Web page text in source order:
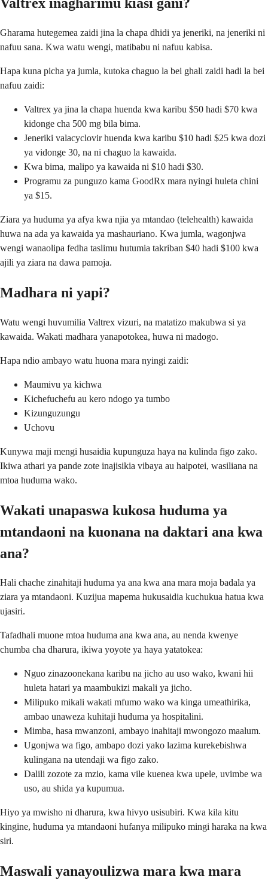
Gharama hutegemea zaidi jina la chapa dhidi ya jeneriki, na jeneriki ni
nafuu sana. Kwa watu wengi, matibabu ni nafuu kabisa.
Hapa kuna picha ya jumla, kutoka chaguo la bei ghali zaidi hadi la bei
nafuu zaidi:
Valtrex ya jina la chapa huenda kwa karibu $50 hadi $70 kwa
kidonge cha 500 mg bila bima.
Jeneriki valacyclovir huenda kwa karibu $10 hadi $25 kwa dozi
ya vidonge 30, na ni chaguo la kawaida.
Kwa bima, malipo ya kawaida ni $10 hadi $30.
Programu za punguzo kama GoodRx mara nyingi huleta chini
ya $15.
Ziara ya huduma ya afya kwa njia ya mtandao (telehealth) kawaida
huwa na ada ya kawaida ya mashauriano. Kwa jumla, wagonjwa
wengi wanaolipa fedha taslimu hutumia takriban $40 hadi $100 kwa
ajili ya ziara na dawa pamoja.
Madhara ni yapi?
Watu wengi huvumilia Valtrex vizuri, na matatizo makubwa si ya
kawaida. Wakati madhara yanapotokea, huwa ni madogo.
Hapa ndio ambayo watu huona mara nyingi zaidi:
Maumivu ya kichwa
Kichefuchefu au kero ndogo ya tumbo
Kizunguzungu
Uchovu
Kunywa maji mengi husaidia kupunguza haya na kulinda figo zako.
Ikiwa athari ya pande zote inajisikia vibaya au haipotei, wasiliana na
mtoa huduma wako.
Wakati unapaswa kukosa huduma ya
mtandaoni na kuonana na daktari ana kwa
ana?
Hali chache zinahitaji huduma ya ana kwa ana mara moja badala ya
ziara ya mtandaoni. Kuzijua mapema hukusaidia kuchukua hatua kwa
ujasiri.
Tafadhali muone mtoa huduma ana kwa ana, au nenda kwenye
chumba cha dharura, ikiwa yoyote ya haya yatatokea:
Nguo zinazoonekana karibu na jicho au uso wako, kwani hii
huleta hatari ya maambukizi makali ya jicho.
Milipuko mikali wakati mfumo wako wa kinga umeathirika,
ambao unaweza kuhitaji huduma ya hospitalini.
Mimba, hasa mwanzoni, ambayo inahitaji mwongozo maalum.
Ugonjwa wa figo, ambapo dozi yako lazima kurekebishwa
kulingana na utendaji wa figo zako.
Dalili zozote za mzio, kama vile kuenea kwa upele, uvimbe wa
uso, au shida ya kupumua.
Hiyo ya mwisho ni dharura, kwa hivyo usisubiri. Kwa kila kitu
kingine, huduma ya mtandaoni hufanya milipuko mingi haraka na kwa
siri.
Maswali yanayoulizwa mara kwa mara